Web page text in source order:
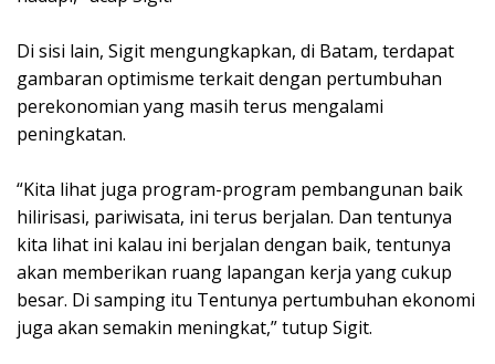
Di sisi lain, Sigit mengungkapkan, di Batam, terdapat
gambaran optimisme terkait dengan pertumbuhan
perekonomian yang masih terus mengalami
peningkatan.
“Kita lihat juga program-program pembangunan baik
hilirisasi, pariwisata, ini terus berjalan. Dan tentunya
kita lihat ini kalau ini berjalan dengan baik, tentunya
akan memberikan ruang lapangan kerja yang cukup
besar. Di samping itu Tentunya pertumbuhan ekonomi
juga akan semakin meningkat,” tutup Sigit.